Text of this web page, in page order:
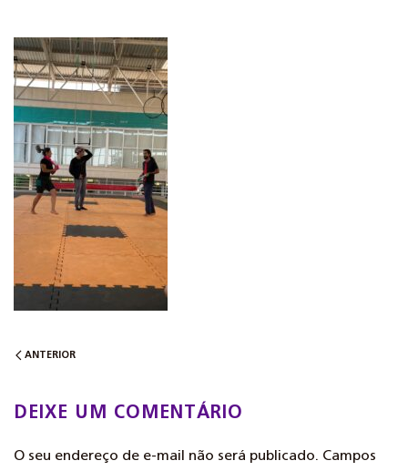
ANTERIOR
DEIXE UM COMENTÁRIO
O seu endereço de e-mail não será publicado. Campos